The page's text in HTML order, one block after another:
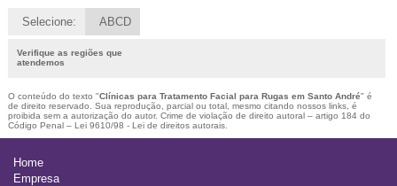
Selecione: ABCD
Verifique as regiões que
atendemos
O conteúdo do texto "Clínicas para Tratamento Facial para Rugas em Santo André" é
de direito reservado. Sua reprodução, parcial ou total, mesmo citando nossos links, é
proibida sem a autorização do autor. Crime de violação de direito autoral – artigo 184 do
Código Penal – Lei 9610/98 - Lei de direitos autorais.
Home
Empresa